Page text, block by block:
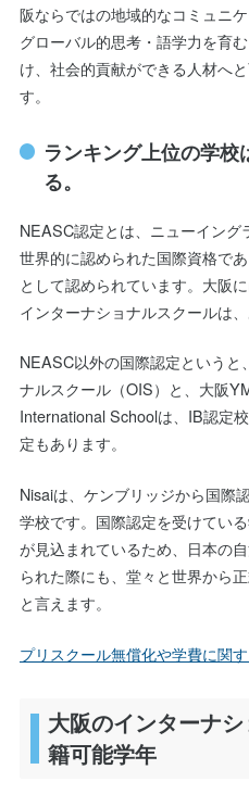
阪ならではの地域的なコミュニ
グローバル的思考・語学力を育
け、社会的貢献ができる人材へ
す。
ランキング上位の学
る。
NEASC認定とは、ニューイング
世界的に認められた国際資格で
として認められています。大阪
インターナショナルスクールは、
NEASC以外の国際認定というと
ナルスクール（OIS）と、大阪
International Schoolは、IB認定
定もあります。
Nisaiは、ケンブリッジから国際
学校です。国際認定を受けてい
が見込まれているため、日本の
られた際にも、堂々と世界から
と言えます。
プリスクール無償化や学費に関
大阪のインターナ
籍可能学年